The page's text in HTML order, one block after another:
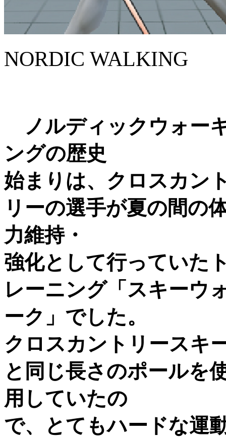
NORDIC WALKING
ノルディックウォー
ングの歴史
始まりは、クロスカン
リーの選手が夏の間の
力維持・
強化として行っていた
レーニング「スキーウ
ーク」でした。
クロスカントリースキ
と同じ長さのポールを
用していたの
で、とてもハードな運